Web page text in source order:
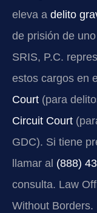
eleva a delito
de prisión de
SRIS, P.C.
estos cargos en
Court (para
Circuit Court
GDC). Si tiene
llamar al (888)
consulta. Law
Without Borders.